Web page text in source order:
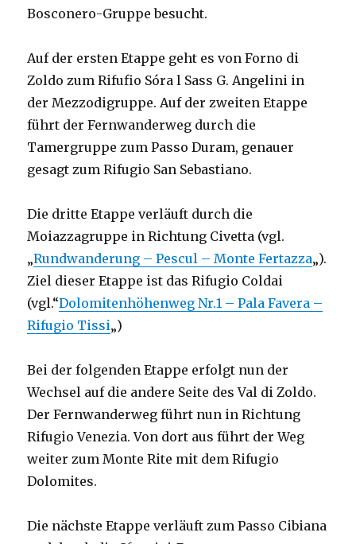
Bosconero-Gruppe besucht.
Auf der ersten Etappe geht es von Forno di
Zoldo zum Rifufio Sóra l Sass G. Angelini in
der Mezzodigruppe. Auf der zweiten Etappe
führt der Fernwanderweg durch die
Tamergruppe zum Passo Duram, genauer
gesagt zum Rifugio San Sebastiano.
Die dritte Etappe verläuft durch die
Moiazzagruppe in Richtung Civetta (vgl.
„Rundwanderung – Pescul – Monte Fertazza„).
Ziel dieser Etappe ist das Rifugio Coldai
(vgl.“Dolomitenhöhenweg Nr.1 – Pala Favera –
Rifugio Tissi„)
Bei der folgenden Etappe erfolgt nun der
Wechsel auf die andere Seite des Val di Zoldo.
Der Fernwanderweg führt nun in Richtung
Rifugio Venezia. Von dort aus führt der Weg
weiter zum Monte Rite mit dem Rifugio
Dolomites.
Die nächste Etappe verläuft zum Passo Cibiana